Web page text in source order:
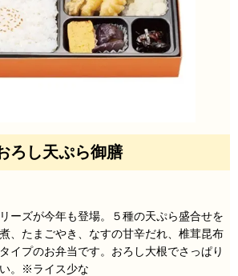
ろし天ぷら御膳
ーズが今年も登場。５種の天ぷら盛合せを
、たまごやき、なすの甘辛だれ、椎茸昆布
イプのお弁当です。おろし大根でさっぱり
。※ライス少な